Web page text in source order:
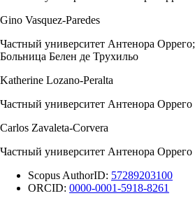
Gino Vasquez-Paredes
Частный университет Антенора Оррего;
Больница Белен де Трухильо
Katherine Lozano-Peralta
Частный университет Антенора Оррего
Carlos Zavaleta-Corvera
Частный университет Антенора Оррего
Scopus AuthorID: 57289203100
ORCID: 0000-0001-5918-8261